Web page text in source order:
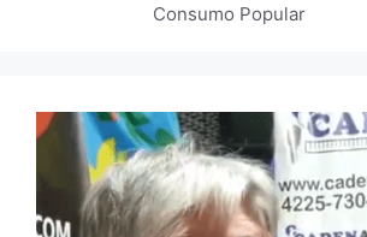
Consumo Popular